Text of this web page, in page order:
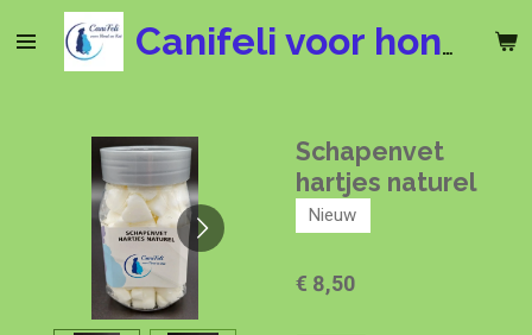
direct
Canifeli voor hond en kat
Schapenvet
hartjes naturel
Nieuw
€ 8,50